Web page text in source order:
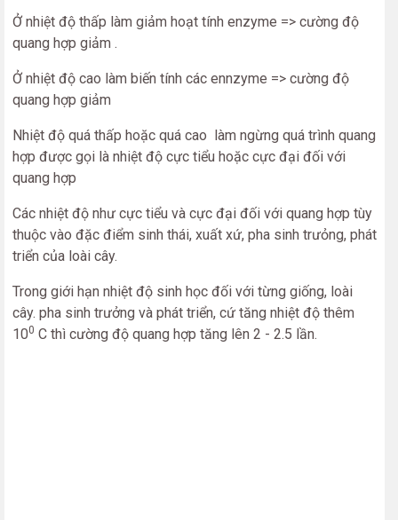
Ở nhiệt độ thấp làm giảm hoạt tính enzyme => cường độ
quang hợp giảm .
Ở nhiệt độ cao làm biến tính các ennzyme => cường độ
quang hợp giảm
Nhiệt độ quá thấp hoặc quá cao làm ngừng quá trình quang
hợp được gọi là nhiệt độ cực tiểu hoặc cực đại đối với
quang hợp
Các nhiệt độ như cực tiểu và cực đại đối với quang hợp tùy
thuộc vào đặc điểm sinh thái, xuất xứ, pha sinh trưỏng, phát
triển của loài cây.
Trong giới hạn nhiệt độ sinh học đối với từng giống, loài
cây. pha sinh trưởng và phát triển, cứ tăng nhiệt độ thêm
100 C thì cường độ quang hợp tăng lên 2 - 2.5 lần.